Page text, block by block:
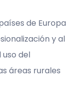
de Europa
y al
del
áreas rurales